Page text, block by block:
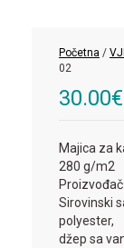
Početna /
02
30.00€
Majica za
280 g/m2
Sirovinski
polyester,
džep sa